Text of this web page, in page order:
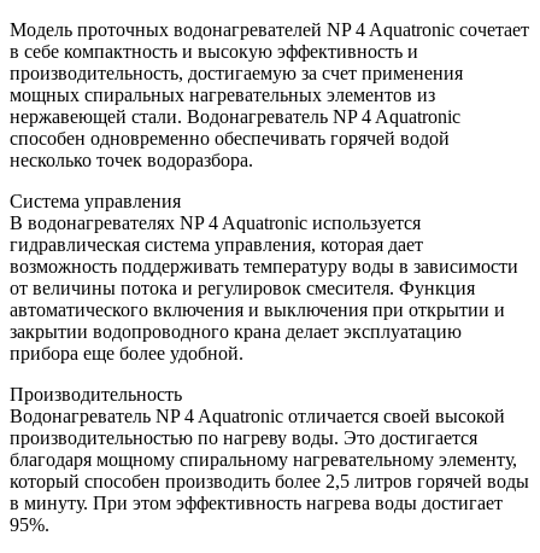
Модель проточных водонагревателей NP 4 Aquatronic сочетает
в себе компактность и высокую эффективность и
производительность, достигаемую за счет применения
мощных спиральных нагревательных элементов из
нержавеющей стали. Водонагреватель NP 4 Aquatronic
способен одновременно обеспечивать горячей водой
несколько точек водоразбора.
Система управления
В водонагревателях NP 4 Aquatronic используется
гидравлическая система управления, которая дает
возможность поддерживать температуру воды в зависимости
от величины потока и регулировок смесителя. Функция
автоматического включения и выключения при открытии и
закрытии водопроводного крана делает эксплуатацию
прибора еще более удобной.
Производительность
Водонагреватель NP 4 Aquatronic отличается своей высокой
производительностью по нагреву воды. Это достигается
благодаря мощному спиральному нагревательному элементу,
который способен производить более 2,5 литров горячей воды
в минуту. При этом эффективность нагрева воды достигает
95%.